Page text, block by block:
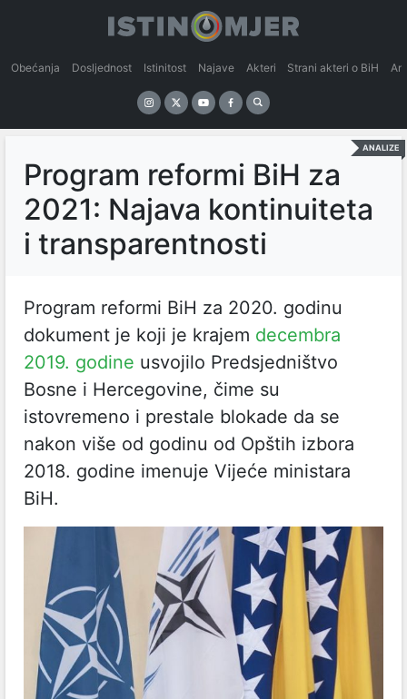
Obećanja Dosljednost Istinitost Najave Akteri Strani akteri o BiH
ANALIZE
Program reformi BiH za
2021: Najava kontinuiteta
i transparentnosti
Program reformi BiH za 2020. godinu
dokument je koji je krajem decembra
2019. godine usvojilo Predsjedništvo
Bosne i Hercegovine, čime su
istovremeno i prestale blokade da se
nakon više od godinu od Opštih izbora
2018. godine imenuje Vijeće ministara
BiH.